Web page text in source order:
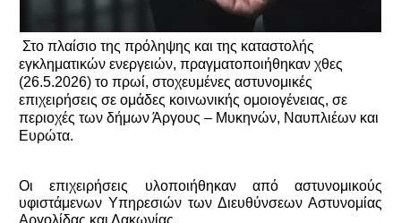
εγκληματικών ενεργειών, πραγματοποιήθηκαν χθες
(26.5.2026) το πρωί, στοχευμένες αστυνομικές
επιχειρήσεις σε ομάδες κοινωνικής ομοιογένειας, σε
περιοχές των δήμων Άργους – Μυκηνών, Ναυπλιέων και
Ευρώτα.
Οι επιχειρήσεις υλοποιήθηκαν από αστυνομικούς
υφιστάμενων Υπηρεσιών των Διευθύνσεων Αστυνομίας
Αργολίδας και Λακωνίας.